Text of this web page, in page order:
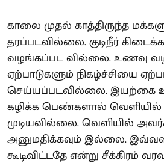
காலை முதல் காத்திருந்த
தரப்படவில்லை. குடிநீர்
வழங்கப்பட வில்லை. உணவு
ஏற்பாடுகளும் நிகழ்ச்சியை
செய்யப்படவில்லை. இயற்கை
கழிக்க பெண்களால்
முடியவில்லை. வெளியில்
அனுமதிக்கவும் இல்லை.
கூடிவிட்டதே என்று சீக்கிரம்